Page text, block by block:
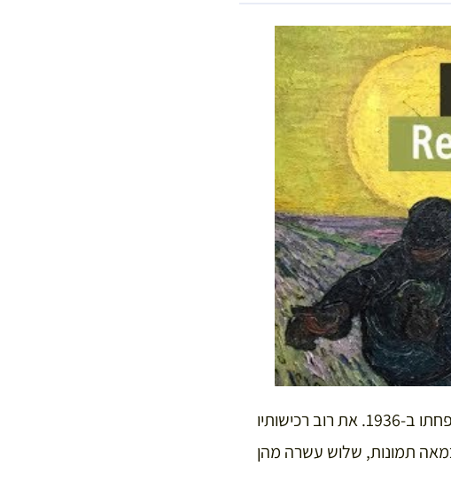
יצרן הנשק החל לרכוש תמונות כדי לקשט את הבית הגדול אליו עבר לגור עם משפחתו ב-1936. את רוב רכישותיו
תמונות, שלוש עשרה מהן